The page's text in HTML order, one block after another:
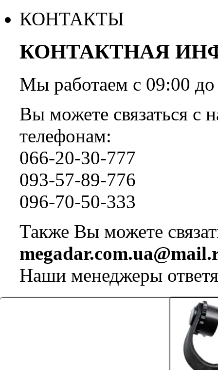
КОНТАКТЫ
КОНТАКТНАЯ
Мы работаем с 09:00
Вы можете связаться с
телефонам:
066-20-30-777
093-57-89-776
096-70-50-333
Также Вы можете
Наши менеджеры